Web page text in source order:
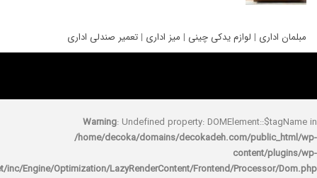
|لوازم یدکی چینی|میز اداری| تعمیر صندلی اداری
Warning: Undefined property:
/home/decoka/domains/decokadeh.com/
rocket/inc/Engine/Optimization/LazyRenderContent/Frontend/